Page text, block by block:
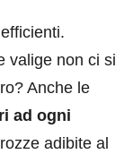
valige non ci si
Anche le
ad ogni
adibite al